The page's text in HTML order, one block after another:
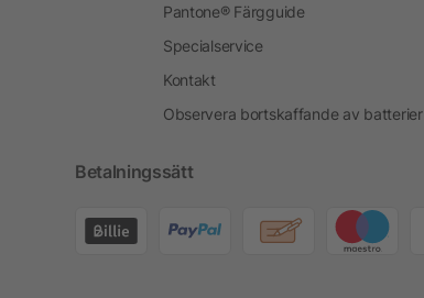
Pantone® Färgguide
Specialservice
Kontakt
Observera bortskaffande av batterier
Betalningssätt